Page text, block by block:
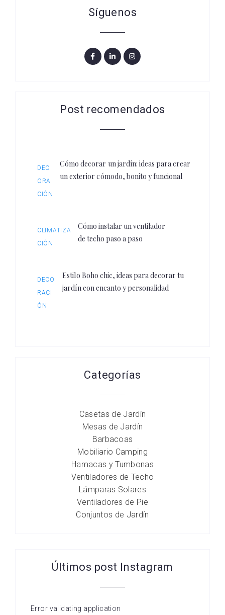
Síguenos
Post recomendados
DEC
ORA
CIÓN
Cómo decorar un jardín: ideas para crear
un exterior cómodo, bonito y funcional
CLIMATIZA
CIÓN
Cómo instalar un ventilador
de techo paso a paso
DECO
RACI
ÓN
Estilo Boho chic, ideas para decorar tu
jardín con encanto y personalidad
Categorías
Casetas de Jardín
Mesas de Jardín
Barbacoas
Mobiliario Camping
Hamacas y Tumbonas
Ventiladores de Techo
Lámparas Solares
Ventiladores de Pie
Conjuntos de Jardín
Últimos post Instagram
Error validating application